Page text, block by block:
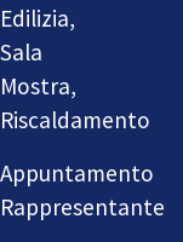
Edilizia,
Sala
Mostra,
Riscaldamento
Appuntamento
Rappresentante